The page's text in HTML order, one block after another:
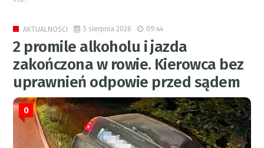
AKTUALNOŚCI 5 sierpnia 2026 09:44
2 promile alkoholu i jazda
zakończona w rowie. Kierowca bez
uprawnień odpowie przed sądem
0